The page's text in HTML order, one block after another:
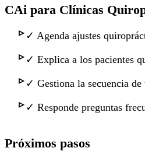
CAi para Clínicas
✓ Agenda ajustes
✓ Explica a los pacientes
✓ Gestiona la secuencia
✓ Responde preguntas
Próximos pasos